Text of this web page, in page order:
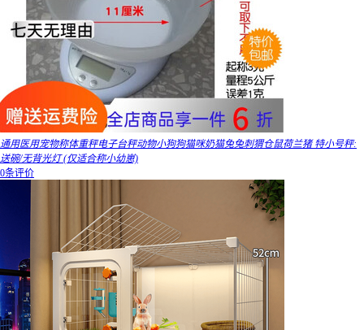
通用医用宠物称体重秤电子台秤动物小狗狗猫咪奶猫兔兔刺猬仓鼠荷兰猪 特小号秤:
送碗/无背光灯 (仅适合称小幼崽)
0条评价